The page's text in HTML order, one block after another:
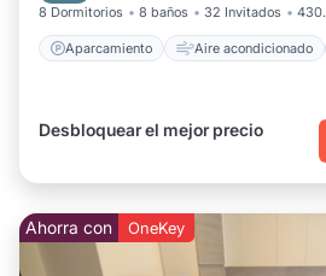
8 Dormitorios 8 baños 32 Invitados
Aparcamiento Aire acondicionado
Desbloquear el mejor precio
Ahorra con OneKey